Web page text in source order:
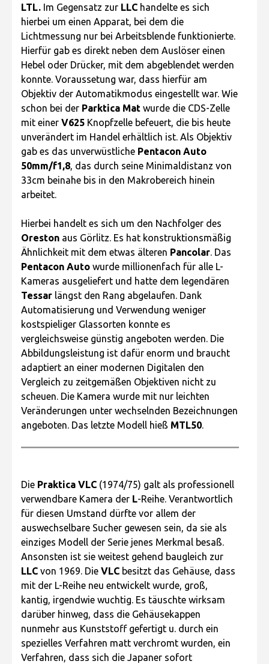
LTL. Im Gegensatz zur LLC handelte es sich
hierbei um einen Apparat, bei dem die
Lichtmessung nur bei Arbeitsblende funktionierte.
Hierfür gab es direkt neben dem Auslöser einen
Hebel oder Drücker, mit dem abgeblendet werden
konnte. Voraussetung war, dass hierfür am
Objektiv der Automatikmodus eingestellt war. Wie
schon bei der Parktica Mat wurde die CDS-Zelle
mit einer V625 Knopfzelle befeuert, die bis heute
unverändert im Handel erhältlich ist. Als Objektiv
gab es das unverwüstliche Pentacon Auto
50mm/f1,8, das durch seine Minimaldistanz von
33cm beinahe bis in den Makrobereich hinein
arbeitet.
Hierbei handelt es sich um den Nachfolger des
Oreston aus Görlitz. Es hat konstruktionsmäßig
Ähnlichkeit mit dem etwas älteren Pancolar. Das
Pentacon Auto wurde millionenfach für alle L-
Kameras ausgeliefert und hatte dem legendären
Tessar längst den Rang abgelaufen. Dank
Automatisierung und Verwendung weniger
kostspieliger Glassorten konnte es
vergleichsweise günstig angeboten werden. Die
Abbildungsleistung ist dafür enorm und braucht
adaptiert an einer modernen Digitalen den
Vergleich zu zeitgemäßen Objektiven nicht zu
scheuen. Die Kamera wurde mit nur leichten
Veränderungen unter wechselnden Bezeichnungen
angeboten. Das letzte Modell hieß MTL50.
Die Praktica VLC (1974/75) galt als professionell
verwendbare Kamera der L-Reihe. Verantwortlich
für diesen Umstand dürfte vor allem der
auswechselbare Sucher gewesen sein, da sie als
einziges Modell der Serie jenes Merkmal besaß.
Ansonsten ist sie weitest gehend baugleich zur
LLC von 1969. Die VLC besitzt das Gehäuse, dass
mit der L-Reihe neu entwickelt wurde, groß,
kantig, irgendwie wuchtig. Es täuschte wirksam
darüber hinweg, dass die Gehäusekappen
nunmehr aus Kunststoff gefertigt u. durch ein
spezielles Verfahren matt verchromt wurden, ein
Verfahren, dass sich die Japaner sofort